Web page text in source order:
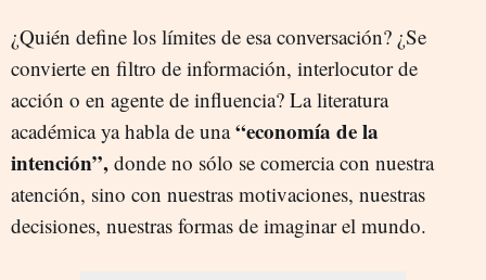
¿Quién define los límites de esa conversación? ¿Se
convierte en filtro de información, interlocutor de
acción o en agente de influencia? La literatura
académica ya habla de una“economía de la
intención”, donde no sólo se comercia con nuestra
atención, sino con nuestras motivaciones, nuestras
decisiones, nuestras formas de imaginar el mundo.